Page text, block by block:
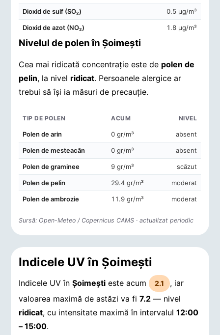
Dioxid de sulf (SO₂) 0.5 μg/m³
Dioxid de azot (NO₂) 1.8 μg/m³
Nivelul de polen în Şoimeşti
Cea mai ridicată concentrație este de polen de
pelin, la nivel ridicat. Persoanele alergice ar
trebui să își ia măsuri de precauție.
Concentrații de polen în aerul din Şoimeşti
TIP DE POLEN ACUM NIVEL
Polen de arin 0 gr/m³ absent
Polen de mesteacăn 0 gr/m³ absent
Polen de graminee 9 gr/m³ scăzut
Polen de pelin 29.4 gr/m³ moderat
Polen de ambrozie 11.9 gr/m³ moderat
Sursă: Open-Meteo / Copernicus CAMS · actualizat periodic
Indicele UV în Şoimeşti
Indicele UV înŞoimeşti este acum 2.1
, iar
valoarea maximă de astăzi va fi7.2 — nivel
ridicat, cu intensitate maximă în intervalul12:00
– 15:00.